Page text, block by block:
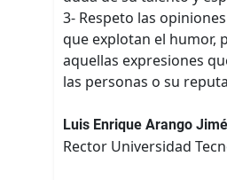
3- Respeto las
que explotan el humor,
aquellas expresiones
las personas o su
Luis Enrique Arango
Rector Universidad